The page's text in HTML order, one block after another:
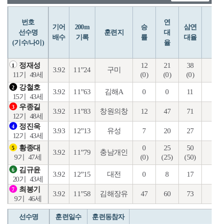
번호
선수명
(기수/나이)
기어
배수
200m
기록
훈련지
승
률
연
대
율
삼연
대율
1
정재성
11기
49세
3.92 11”24 구미
12
(0)
21
(0)
38
(0)
2
강철호
15기
43세
3.92 11”63 김해A 0 0 11
3
우종길
12기
48세
3.92 11”83 창원의창 12 47 71
4
정진욱
12기
43세
3.93 12”13 유성 7 20 27
5
황종대
9기
47세
3.92 11”79 충남개인
0
(0)
25
(25)
50
(50)
6
김규윤
20기
43세
3.92 12”15 대전 0 8 17
7
최봉기
9기
46세
3.92 11”58 김해장유 47 60 73
선수명 훈련일수 훈련동참자